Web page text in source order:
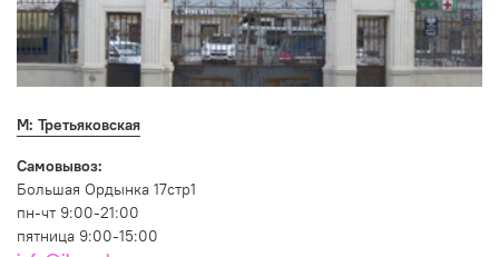
М: Третьяковская
Самовывоз:
Большая Ордынка 17стр1
пн-чт 9:00-21:00
пятница 9:00-15:00